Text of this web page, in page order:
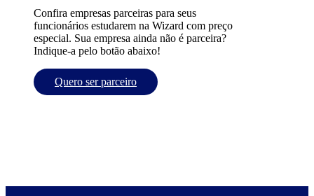
Confira empresas parceiras para seus
funcionários estudarem na Wizard com preço
especial. Sua empresa ainda não é parceira?
Indique-a pelo botão abaixo!
Quero ser parceiro